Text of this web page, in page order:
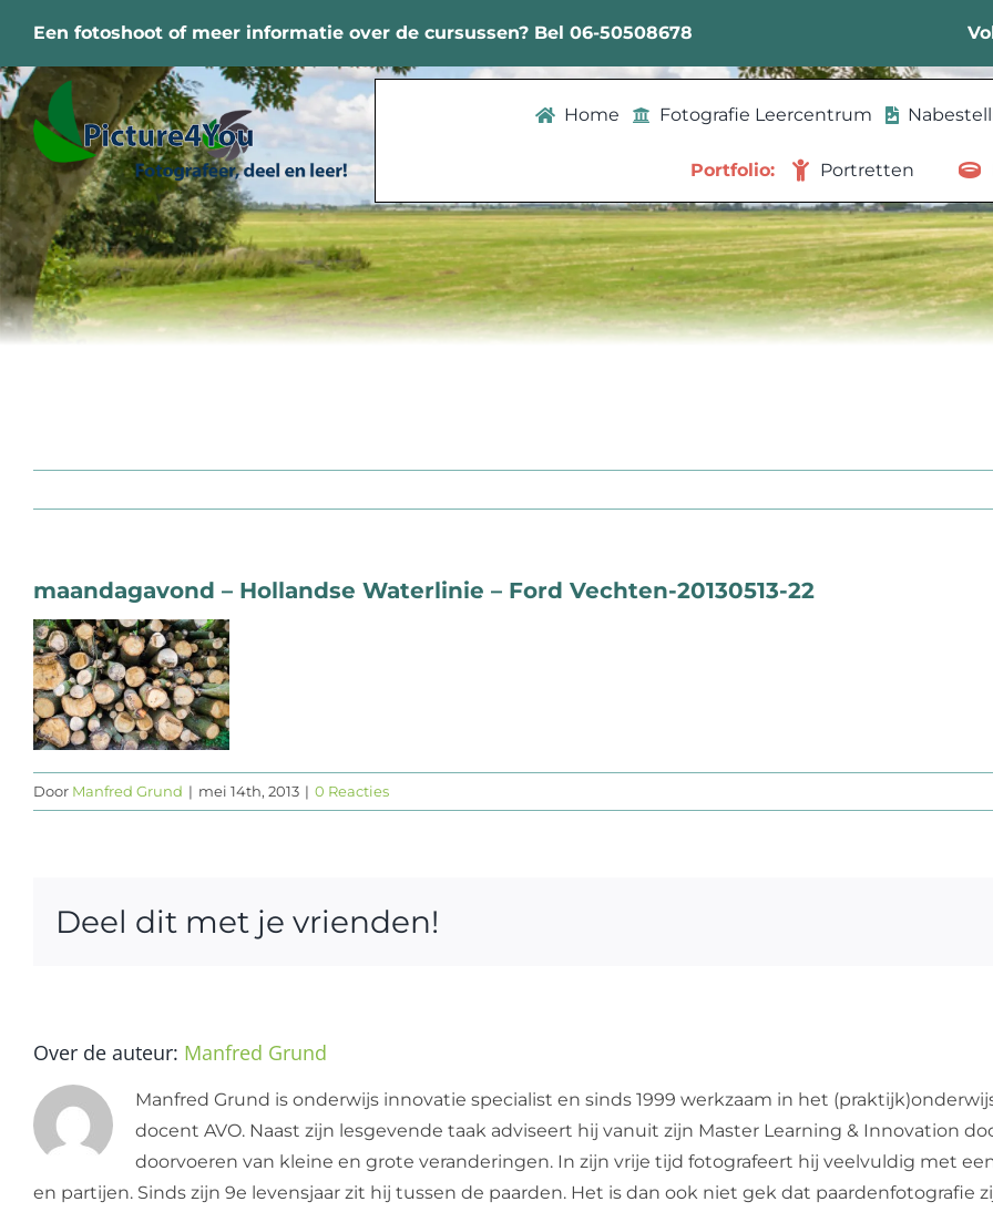
naar
inhoud
Een fotoshoot of meer informatie over de cursussen? Bel 06-50508678
Home Fotografie Leercentrum
Portfolio: Portretten
maandagavond – Hollandse Waterlinie – Ford Vechten-20130513-22
Door Manfred Grund | mei 14th, 2013 | 0 Reacties
Deel dit met je vrienden!
Over de auteur: Manfred Grund
Manfred Grund is onderwijs innovatie specialist en sinds 1999 werkzaam in het
docent AVO. Naast zijn lesgevende taak adviseert hij vanuit zijn Master Learning & Innovation
doorvoeren van kleine en grote veranderingen. In zijn vrije tijd fotografeert hij veelvuldig met
en partijen. Sinds zijn 9e levensjaar zit hij tussen de paarden. Het is dan ook niet gek dat paardenfotografie